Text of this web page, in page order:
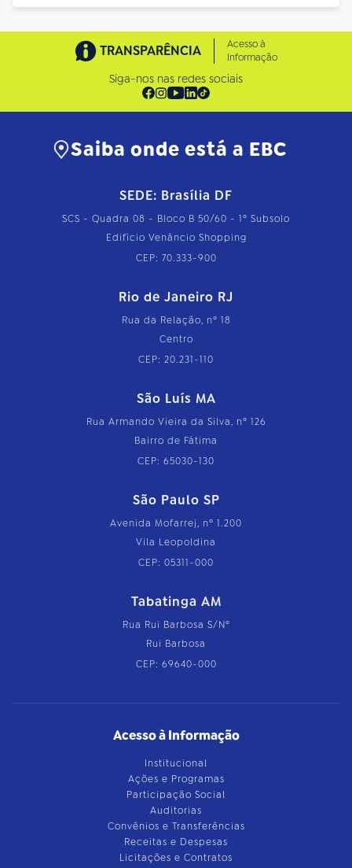
TRANSPARÊNCIA
Acesso à
Informação
Siga-nos nas redes sociais
Saiba onde está a EBC
SEDE: Brasília DF
SCS - Quadra 08 - Bloco B 50/60 - 1º Subsolo
Edifício Venâncio Shopping
CEP: 70.333-900
Rio de Janeiro RJ
Rua da Relação, nº 18
Centro
CEP: 20.231-110
São Luís MA
Rua Armando Vieira da Silva, nº 126
Bairro de Fátima
CEP: 65030-130
São Paulo SP
Avenida Mofarrej, nº 1.200
Vila Leopoldina
CEP: 05311-000
Tabatinga AM
Rua Rui Barbosa S/Nº
Rui Barbosa
CEP: 69640-000
Acesso à Informação
Institucional
Ações e Programas
Participação Social
Auditorias
Convênios e Transferências
Receitas e Despesas
Licitações e Contratos